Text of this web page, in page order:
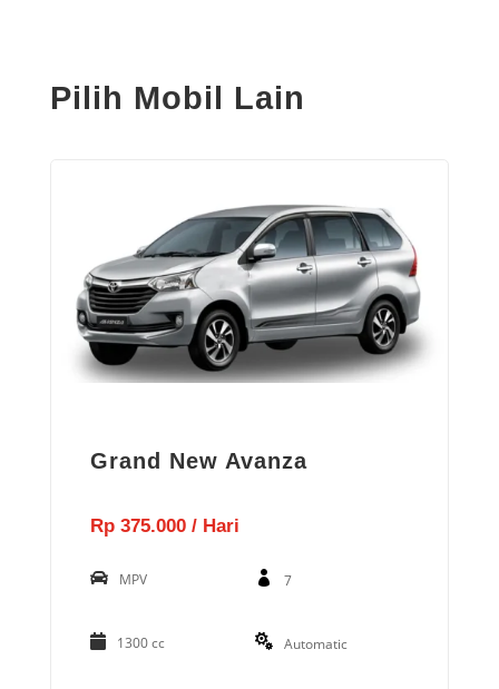
Pilih Mobil Lain
Grand New Avanza
Rp 375.000 / Hari
MPV 7
1300 cc Automatic